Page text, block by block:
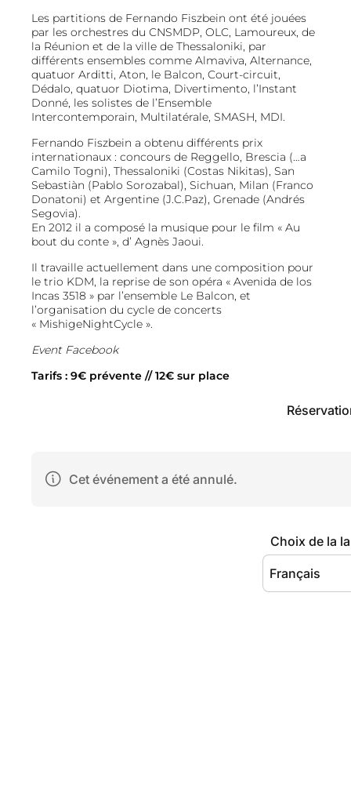
Les partitions de Fernando Fiszbein ont été jouées
par les orchestres du CNSMDP, OLC, Lamoureux, de
la Réunion et de la ville de Thessaloniki, par
différents ensembles comme Almaviva, Alternance,
quatuor Arditti, Aton, le Balcon, Court-circuit,
Dédalo, quatuor Diotima, Divertimento, l’Instant
Donné, les solistes de l’Ensemble
Intercontemporain, Multilatérale, SMASH, MDI.
Fernando Fiszbein a obtenu différents prix
internationaux : concours de Reggello, Brescia (…a
Camilo Togni), Thessaloniki (Costas Nikitas), San
Sebastiàn (Pablo Sorozabal), Sichuan, Milan (Franco
Donatoni) et Argentine (J.C.Paz), Grenade (Andrés
Segovia).
En 2012 il a composé la musique pour le film « Au
bout du conte », d’ Agnès Jaoui.
Il travaille actuellement dans une composition pour
le trio KDM, la reprise de son opéra « Avenida de los
Incas 3518 » par l’ensemble Le Balcon, et
l’organisation du cycle de concerts
« MishigeNightCycle ».
Event Facebook
Tarifs : 9€ prévente // 12€ sur place